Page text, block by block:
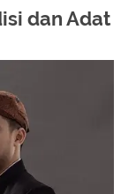
dan Adat